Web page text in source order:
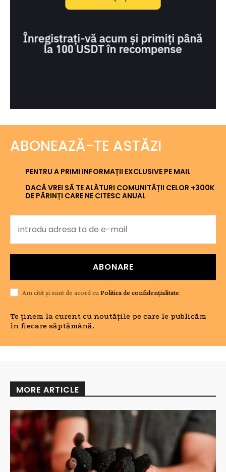
ABONEAZĂ-TE ASTĂZI
PENTRU A PRIMI INFORMAȚII EXCLUSIVE PE MAIL
DACĂ VREI SĂ TE ALĂTURI COMUNITĂȚII CELOR +300K
DE PĂRINȚI CARE NE CITESC ANUAL
ABONARE
Am citit și sunt de acord cu Politica de confidențialitate.
Te ținem la curent cu noutățile pe care le publicăm
în fiecare săptămână.
MORE ARTICLE